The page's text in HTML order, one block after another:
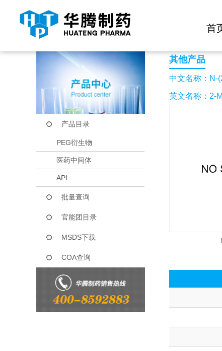
首
当前位置： 首页 产品中心 N-(2-氨乙基)马来
产品目录
PEG衍生物
医药中间体
API
批量查询
官能团目录
MSDS下载
COA查询
其他产品
中文名称：N-
英文名称：2-